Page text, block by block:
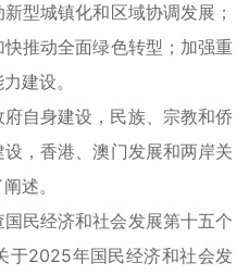
型城镇化和区域协调发展；
推动全面绿色转型；加强重
建设。
自身建设，民族、宗教和侨
，香港、澳门发展和两岸关
述。
民经济和社会发展第十五个
于2025年国民经济和社会发